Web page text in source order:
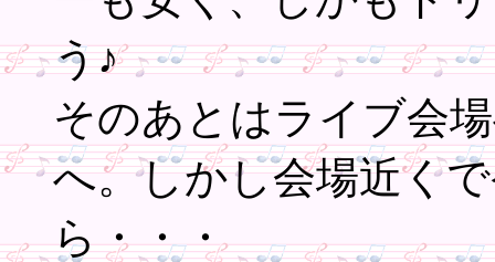
う♪
そのあとはライブ会
へ。しかし会場近く
ら・・・